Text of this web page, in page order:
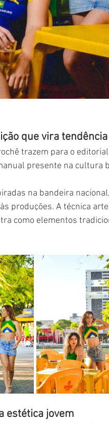
que vira tendência
trazem para o
presente na cultura
na bandeira
produções. A técnica
como elementos
estética jovem